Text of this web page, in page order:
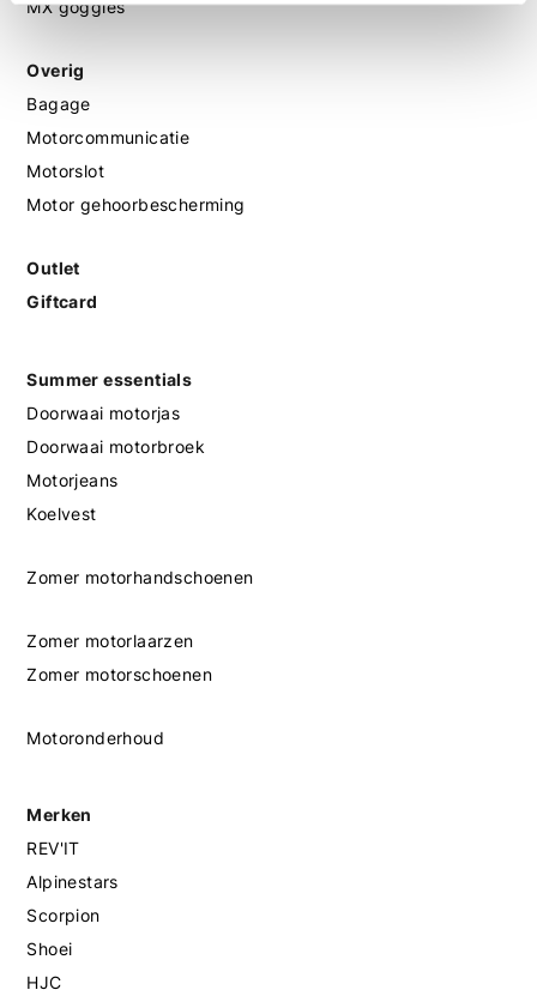
MX goggles
Overig
Bagage
Motorcommunicatie
Motorslot
Motor gehoorbescherming
Outlet
Giftcard
Summer essentials
Doorwaai motorjas
Doorwaai motorbroek
Motorjeans
Koelvest
Zomer motorhandschoenen
Zomer motorlaarzen
Zomer motorschoenen
Motoronderhoud
Merken
REV'IT
Alpinestars
Scorpion
Shoei
HJC